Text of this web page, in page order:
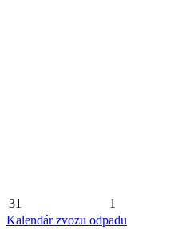
31 1
Kalendár zvozu odpadu